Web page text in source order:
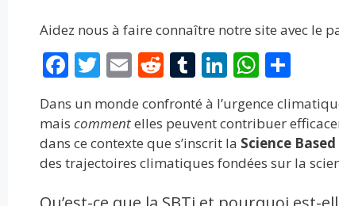
Aidez nous à faire connaître notre site avec le
F
e
b
o
o
T
itt
er
E
ai
l
R
e
d
di
t
T
u
m
bl
r
Li
k
e
dI
n
W
at
s
A
p
P
ta
g
er
Dans un monde confronté à l’urgence
mais commentelles peuvent contribuer
dans ce contexte que s’inscrit la Science
des trajectoires climatiques fondées sur la